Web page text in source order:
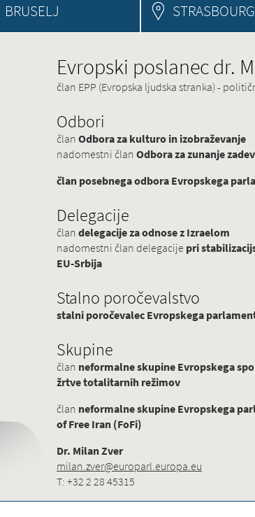
BRUSELJ STRASBOURG
Evropski poslanec dr.
član EPP (Evropska ljudska stranka) -
Odbori
članOdbora za kulturo in izobraževanje
nadomestni članOdbora za zunanje
član posebnega odbora Evropskega
Delegacije
člandelegacije za odnose z Izraelom
nadomestni član delegacije pri
EU-Srbija
Stalno poročevalstvo
stalni poročevalec Evropskega
Skupine
član neformalne skupine Evropskega
žrtve totalitarnih režimov
član neformalne skupine Evropskega
of Free Iran (FoFi)
Dr. Milan Zver
milan.zver@europarl.europa.eu
T: +32 2 28 45315